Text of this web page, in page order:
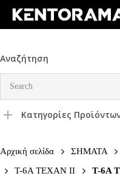
Skip
content
Αναζήτηση
Κατηγορίες
Αρχική σελίδα ΣΗΜΑΤΑ
T-6A TEXAN II
T-6A